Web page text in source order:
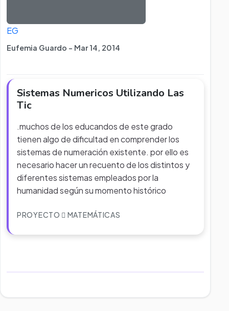
EG
Eufemia Guardo - Mar 14, 2014
Sistemas Numericos Utilizando Las
Tic
.muchos de los educandos de este grado
tienen algo de dificultad en comprender los
sistemas de numeración existente. por ello es
necesario hacer un recuento de los distintos y
diferentes sistemas empleados por la
humanidad según su momento histórico
PROYECTO MATEMÁTICAS